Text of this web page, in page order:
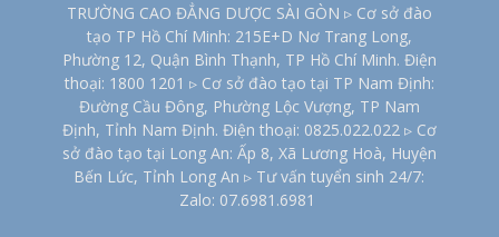
TRƯỜNG CAO ĐẲNG DƯỢC SÀI GÒN ▹ Cơ sở đào
tạo TP Hồ Chí Minh: 215E+D Nơ Trang Long,
Phường 12, Quận Bình Thạnh, TP Hồ Chí Minh. Điện
thoại: 1800 1201 ▹ Cơ sở đào tạo tại TP Nam Định:
Đường Cầu Đông, Phường Lộc Vượng, TP Nam
Định, Tỉnh Nam Định. Điện thoại: 0825.022.022 ▹ Cơ
sở đào tạo tại Long An: Ấp 8, Xã Lương Hoà, Huyện
Bến Lức, Tỉnh Long An ▹ Tư vấn tuyển sinh 24/7:
Zalo: 07.6981.6981